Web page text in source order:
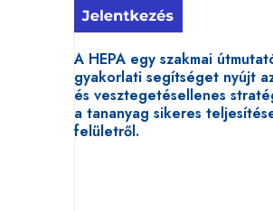
A HEPA egy szakmai
gyakorlati segítséget nyújt
és vesztegetésellenes
a tananyag sikeres
felületről.